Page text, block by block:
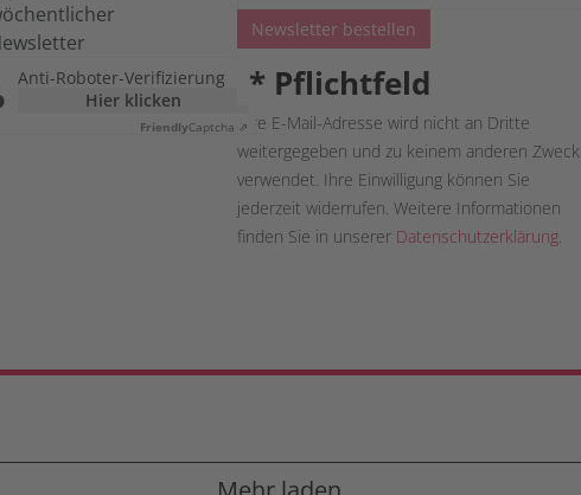
Newsletter bestellen
Anti-Roboter-Verifizierung
Hier klicken
FriendlyCaptcha ⇗
* Pflichtfeld
Ihre E-Mail-Adresse wird nicht an Dritte
weitergegeben und zu keinem anderen Zweck
verwendet. Ihre Einwilligung können Sie
jederzeit widerrufen. Weitere Informationen
finden Sie in unserer Datenschutzerklärung.